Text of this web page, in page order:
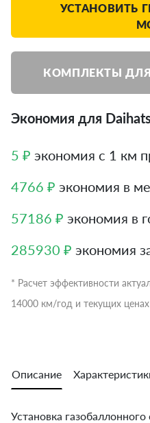
УСТАНОВИТЬ
КОМПЛЕКТЫ
Экономия для
5 ₽ экономия с 1 км
4766 ₽ экономия в
57186 ₽ экономия в
285930 ₽ экономия
* Расчет эффективности
14000 км/год и текущих
Описание
Установка